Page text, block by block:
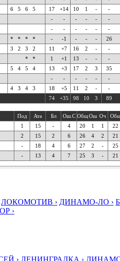
6 5 6 5 17 +14 10 1 - -
- - - - - -
- - - - - -
* * * * - -1 - - - 26
3 2 3 2 11 +7 16 2 - -
* * 1 +1 13 - - -
5 4 5 4 13 +3 17 2 3 35
- - - - - -
4 3 4 3 18 +5 11 2 - -
74 +35 98 10 3 89
Под Ата Бл Ош.С ОбщОш Оч
1 15 - 4 20 1 1 22
2 15 2 6 26 4 2 21
- 18 4 6 27 2 - 25
- 13 4 7 25 3 - 21
ЛОКОМОТИВ › ДИНАМО-ЛО ›
›